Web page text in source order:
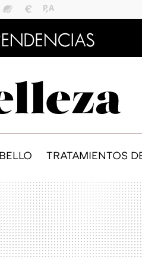
TRATAMIENTOS